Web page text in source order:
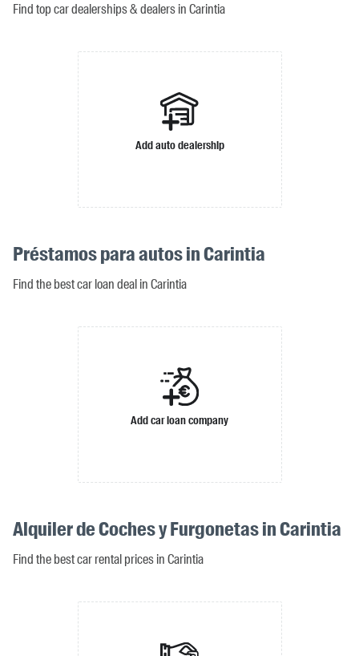
Find top car dealerships & dealers in Carintia
Add auto dealership
Préstamos para autos in Carintia
Find the best car loan deal in Carintia
Add car loan company
Alquiler de Coches y Furgonetas in Carintia
Find the best car rental prices in Carintia